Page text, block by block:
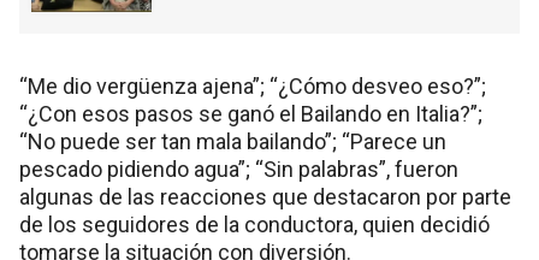
“Me dio vergüenza ajena”; “¿Cómo desveo eso?”;
“¿Con esos pasos se ganó el Bailando en Italia?”;
“No puede ser tan mala bailando”; “Parece un
pescado pidiendo agua”; “Sin palabras”, fueron
algunas de las reacciones que destacaron por parte
de los seguidores de la conductora, quien decidió
tomarse la situación con diversión.